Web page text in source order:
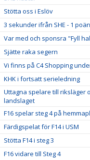
Stötta oss i Eslöv
3 sekunder ifrån SHE - 1
Var med och sponsra "Fyll
Sjätte raka segern
Vi finns på C4 Shopping
KHK i fortsatt serieledning
Uttagna spelare till riksläger
landslaget
F16 spelar steg 4 på
Färdigspelat för F14 i USM
Stötta F14 i steg 3
F16 vidare till Steg 4